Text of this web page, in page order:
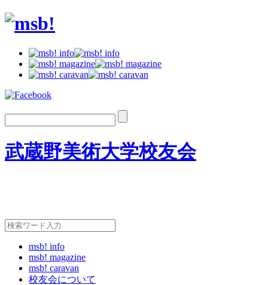
武蔵野美術大学校友会
msb! info
msb! magazine
msb! caravan
校友会について